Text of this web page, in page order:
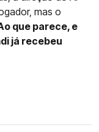
mas o
que parece, e
já recebeu